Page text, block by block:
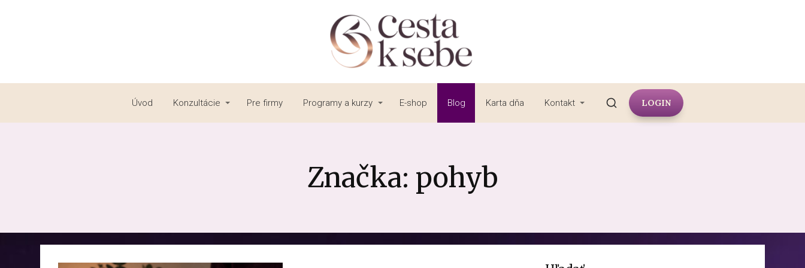
Úvod Konzultácie Pre firmy Programy a kurzy E-shop Blog Karta dňa Kontakt LOGIN
Značka: pohyb